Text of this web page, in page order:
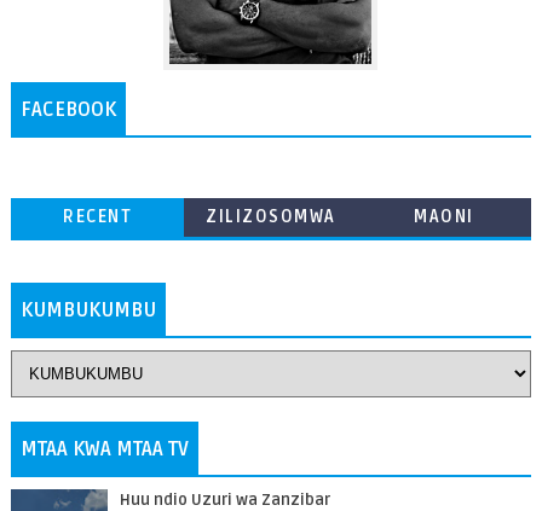
FACEBOOK
RECENT
ZILIZOSOMWA
MAONI
KUMBUKUMBU
MTAA KWA MTAA TV
Huu ndio Uzuri wa Zanzibar